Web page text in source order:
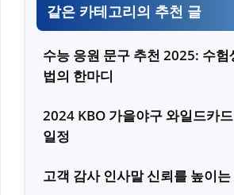
같은 카테고리의 추천 글
수능 응원 문구 추천 2025: 수험
법의 한마디
2024 KBO 가을야구 와일드카
일정
고객 감사 인사말 신뢰를 높이